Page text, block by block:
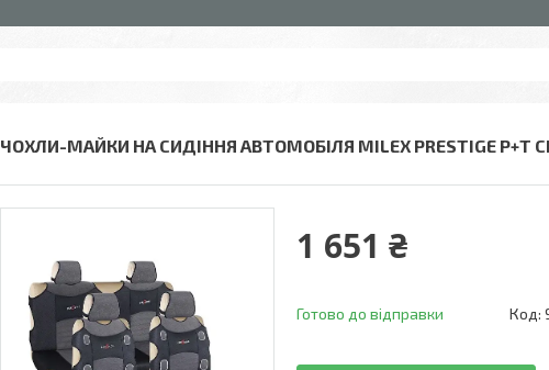
ЧОХЛИ-МАЙКИ НА СИДІННЯ АВТОМОБІЛЯ MILEX PRESTIGE P+T
1 651 ₴
Готово до відправки Код: